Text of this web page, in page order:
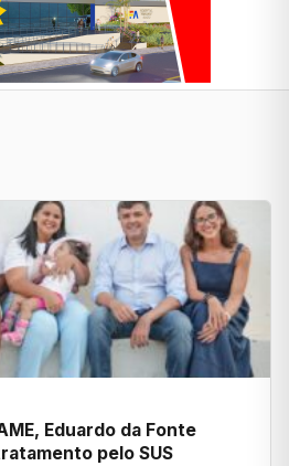
Eduardo da Fonte
pelo SUS